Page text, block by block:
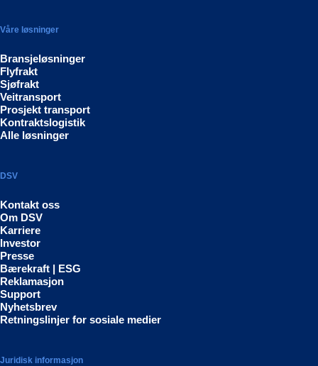
Våre løsninger
Bransjeløsninger
Flyfrakt
Sjøfrakt
Veitransport
Prosjekt transport
Kontraktslogistik
Alle løsninger
DSV
Kontakt oss
Om DSV
Karriere
Investor
Presse
Bærekraft | ESG
Reklamasjon
Support
Nyhetsbrev
Retningslinjer for sosiale medier
Juridisk informasjon